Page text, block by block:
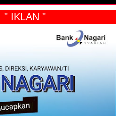
" IKLAN "